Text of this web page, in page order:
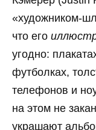
«художником-
что его
угодно:
футболках,
телефонов и
на этом не
украшают